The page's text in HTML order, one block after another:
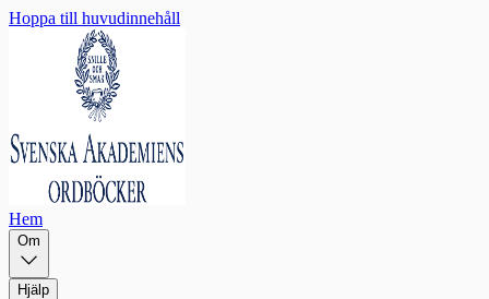
Hoppa till huvudinnehåll
Hem
Om
Hjälp